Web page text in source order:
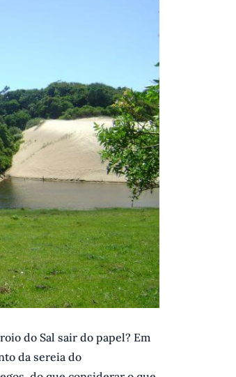
do Sal sair do papel? Em
da sereia do